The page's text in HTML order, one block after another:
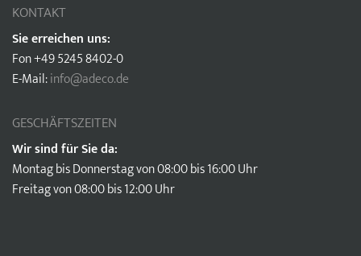
KONTAKT
Sie erreichen uns:
Fon +49 5245 8402-0
E-Mail:info@adeco.de
GESCHÄFTSZEITEN
Wir sind für Sie da:
Montag bis Donnerstag von 08:00 bis 16:00 Uhr
Freitag von 08:00 bis 12:00 Uhr